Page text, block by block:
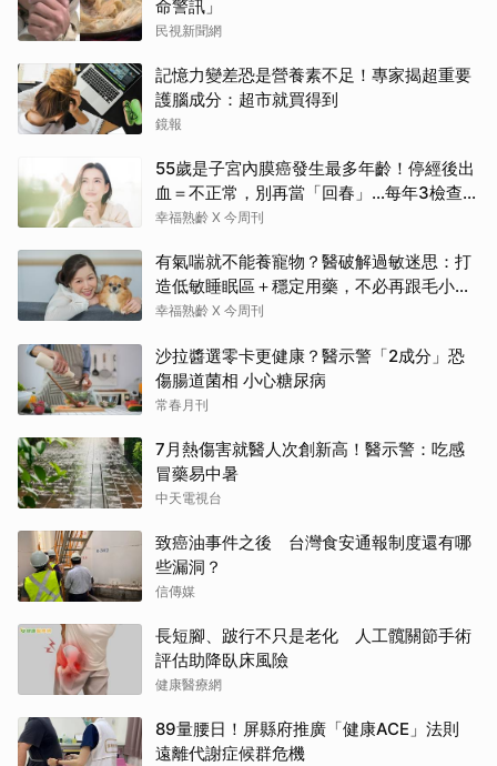
命警訊」
民視新聞網
記憶力變差恐是營養素不足！專家揭超重要
護腦成分：超市就買得到
鏡報
55歲是子宮內膜癌發生最多年齡！停經後出
血＝不正常，別再當「回春」…每年3檢查保
命：早期治癒率達9成5
幸福熟齡 X 今周刊
有氣喘就不能養寵物？醫破解過敏迷思：打
造低敏睡眠區＋穩定用藥，不必再跟毛小孩
分離
幸福熟齡 X 今周刊
沙拉醬選零卡更健康？醫示警「2成分」恐
傷腸道菌相 小心糖尿病
常春月刊
7月熱傷害就醫人次創新高！醫示警：吃感
冒藥易中暑
中天電視台
致癌油事件之後 台灣食安通報制度還有哪
些漏洞？
信傳媒
長短腳、跛行不只是老化 人工髖關節手術
評估助降臥床風險
健康醫療網
89量腰日！屏縣府推廣「健康ACE」法則
遠離代謝症候群危機